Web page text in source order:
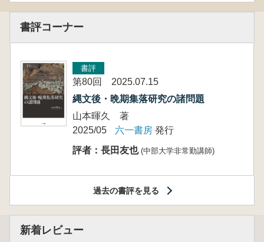
書評コーナー
書評
第80回 2025.07.15
縄文後・晩期集落研究の諸問題
山本暉久 著
2025/05
六一書房 発行
評者：長田友也 (中部大学非常勤講師)
過去の書評を見る
新着レビュー